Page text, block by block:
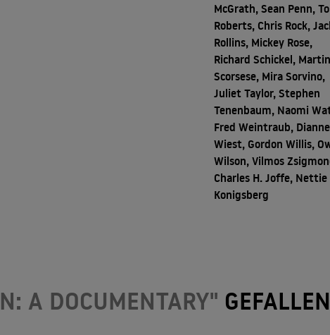
McGrath, Sean Penn,
Roberts, Chris Rock,
Rollins, Mickey Rose,
Richard Schickel,
Scorsese, Mira Sorvino,
Juliet Taylor, Stephen
Tenenbaum, Naomi
Fred Weintraub, Dianne
Wiest, Gordon Willis,
Wilson, Vilmos
Charles H. Joffe, Nettie
Konigsberg
A DOCUMENTARY"